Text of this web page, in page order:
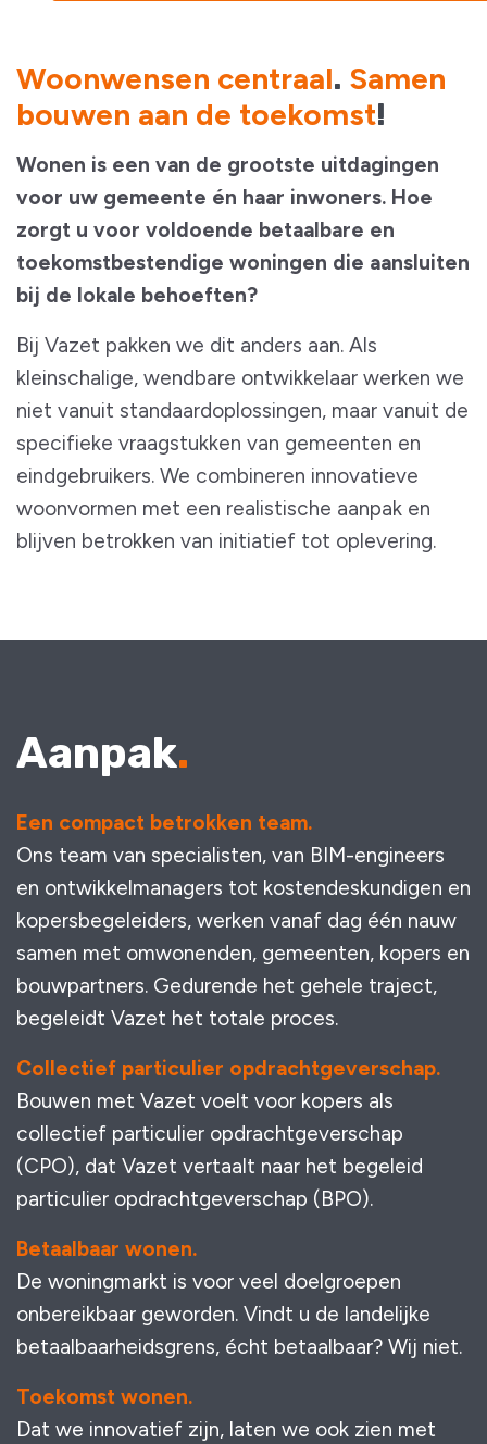
Woonwensen centraal. Samen
bouwen aan de toekomst!
Wonen is een van de grootste uitdagingen
voor uw gemeente én haar inwoners. Hoe
zorgt u voor voldoende betaalbare en
toekomstbestendige woningen die aansluiten
bij de lokale behoeften?
Bij Vazet pakken we dit anders aan. Als
kleinschalige, wendbare ontwikkelaar werken we
niet vanuit standaardoplossingen, maar vanuit de
specifieke vraagstukken van gemeenten en
eindgebruikers. We combineren innovatieve
woonvormen met een realistische aanpak en
blijven betrokken van initiatief tot oplevering.
Aanpak
Een compact betrokken team.
Ons team van specialisten, van BIM-engineers
en ontwikkelmanagers tot kostendeskundigen en
kopersbegeleiders, werken vanaf dag één nauw
samen met omwonenden, gemeenten, kopers en
bouwpartners. Gedurende het gehele traject,
begeleidt Vazet het totale proces.
Collectief particulier opdrachtgeverschap.
Bouwen met Vazet voelt voor kopers als
collectief particulier opdrachtgeverschap
(CPO), dat Vazet vertaalt naar het begeleid
particulier opdrachtgeverschap (BPO).
Betaalbaar wonen.
De woningmarkt is voor veel doelgroepen
onbereikbaar geworden. Vindt u de landelijke
betaalbaarheidsgrens, écht betaalbaar? Wij niet.
Toekomst wonen.
Dat we innovatief zijn, laten we ook zien met